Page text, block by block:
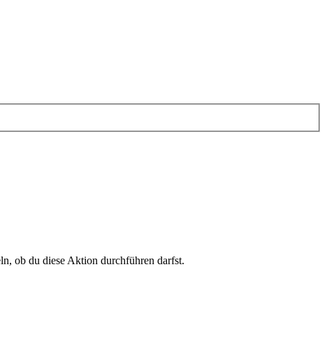
ob du diese Aktion durchführen darfst.